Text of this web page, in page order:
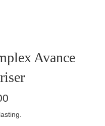
Avance